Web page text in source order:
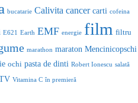
bucatarie Calivita cancer carti cofeina
E621 Earth EMF energie film filtru
marathon maraton Mencinicopschi
ochi pasta de dinti Robert Ionescu salată
Vitamina C în premieră